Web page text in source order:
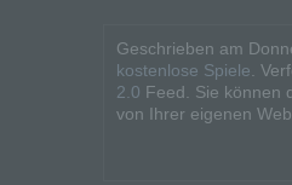
Geschrieben am
kostenlose Spiele .
2.0 Feed. Sie können
von Ihrer eigenen